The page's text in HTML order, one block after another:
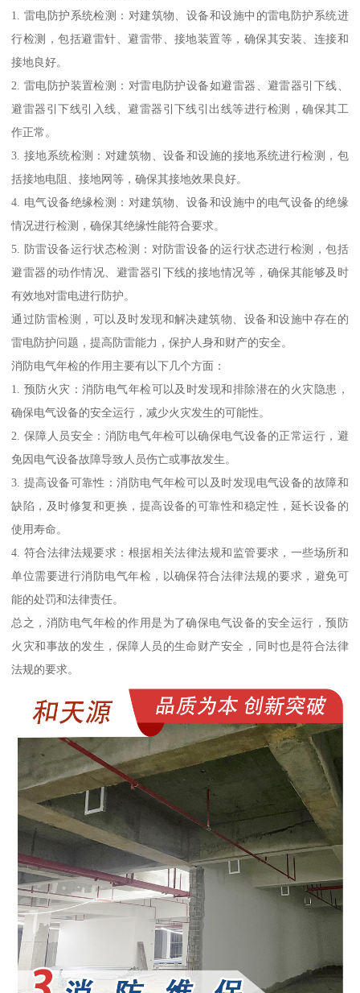
1. 雷电防护系统检测：对建筑物、设备和设施中的雷电防护系统进
行检测，包括避雷针、避雷带、接地装置等，确保其安装、连接和
接地良好。
2. 雷电防护装置检测：对雷电防护设备如避雷器、避雷器引下线、
避雷器引下线引入线、避雷器引下线引出线等进行检测，确保其工
作正常。
3. 接地系统检测：对建筑物、设备和设施的接地系统进行检测，包
括接地电阻、接地网等，确保其接地效果良好。
4. 电气设备绝缘检测：对建筑物、设备和设施中的电气设备的绝缘
情况进行检测，确保其绝缘性能符合要求。
5. 防雷设备运行状态检测：对防雷设备的运行状态进行检测，包括
避雷器的动作情况、避雷器引下线的接地情况等，确保其能够及时
有效地对雷电进行防护。
通过防雷检测，可以及时发现和解决建筑物、设备和设施中存在的
雷电防护问题，提高防雷能力，保护人身和财产的安全。
消防电气年检的作用主要有以下几个方面：
1. 预防火灾：消防电气年检可以及时发现和排除潜在的火灾隐患，
确保电气设备的安全运行，减少火灾发生的可能性。
2. 保障人员安全：消防电气年检可以确保电气设备的正常运行，避
免因电气设备故障导致人员伤亡或事故发生。
3. 提高设备可靠性：消防电气年检可以及时发现电气设备的故障和
缺陷，及时修复和更换，提高设备的可靠性和稳定性，延长设备的
使用寿命。
4. 符合法律法规要求：根据相关法律法规和监管要求，一些场所和
单位需要进行消防电气年检，以确保符合法律法规的要求，避免可
能的处罚和法律责任。
总之，消防电气年检的作用是为了确保电气设备的安全运行，预防
火灾和事故的发生，保障人员的生命财产安全，同时也是符合法律
法规的要求。